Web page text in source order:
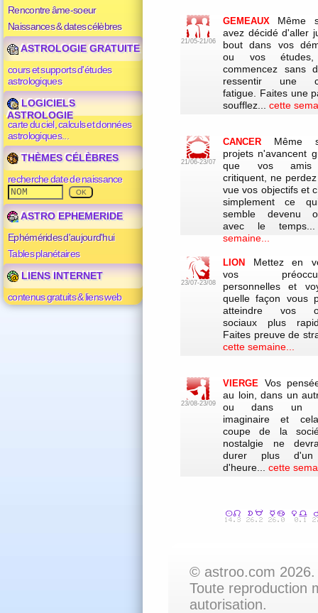
Rencontre âme-soeur
Naissances & dates célèbres
ASTROLOGIE GRATUITE
cours et supports d'études
astrologiques
LOGICIELS
ASTROLOGIE
carte du ciel, calculs et données
astrologiques...
THÈMES CÉLÈBRES
recherche date de naissance
ASTRO EPHEMERIDE
Ephémérides d'aujourd'hui
Tables planétaires
LIENS INTERNET
contenus gratuits & liens web
21/05-21/06
GEMEAUX
Même
avez décidé d'aller
bout dans vos
ou vos
commencez sans
ressentir une
fatigue. Faites une
soufflez... cette
21/06-23/07
CANCER
Même
projets n'avancent
que vos amis
critiquent, ne
vue vos objectifs et
simplement ce
semble devenu
avec le
semaine...
23/07-23/08
LION
Mettez en
vos
personnelles et
quelle façon vous
atteindre vos
sociaux plus
Faites preuve de
cette semaine...
23/08-23/09
VIERGE Vos
au loin, dans un
ou dans un
imaginaire et
coupe de la
nostalgie ne
durer plus d'un
d'heure... cette
© astroo.com
Toute reproduction
autorisation.